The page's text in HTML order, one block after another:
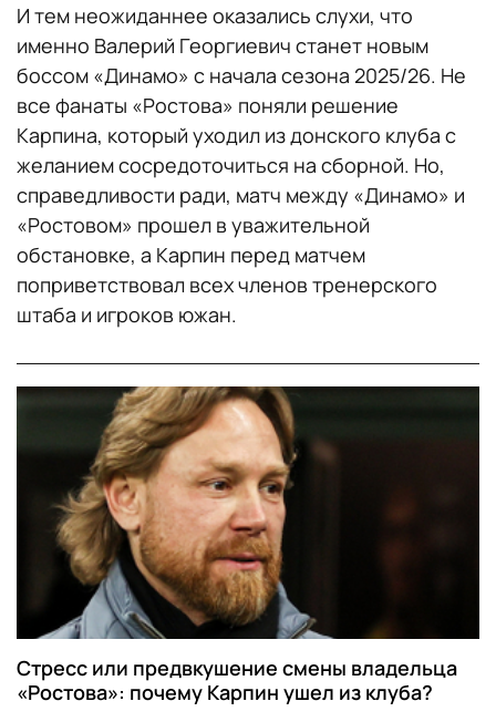
И тем неожиданнее оказались слухи, что
именно Валерий Георгиевич станет новым
боссом «Динамо» с начала сезона 2025/26. Не
все фанаты «Ростова» поняли решение
Карпина, который уходил из донского клуба с
желанием сосредоточиться на сборной. Но,
справедливости ради, матч между «Динамо» и
«Ростовом» прошел в уважительной
обстановке, а Карпин перед матчем
поприветствовал всех членов тренерского
штаба и игроков южан.
Стресс или предвкушение смены владельца
«Ростова»: почему Карпин ушел из клуба?